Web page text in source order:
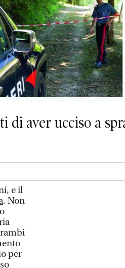
di aver ucciso a
e il
. Non
per